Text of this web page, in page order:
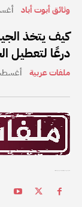
وثائق أبوت أباد
كيف يتخذ
درعًا لتعطيل
ملفات عربية أغسطس 9,